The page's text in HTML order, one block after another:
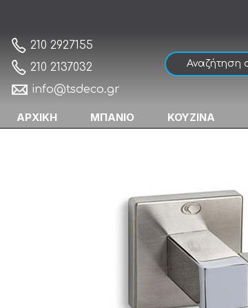
210 2927155
210 2137032
info@tsdeco.gr
ΑΡΧΙΚΗ ΜΠΑΝΙΟ ΚΟΥΖΙΝΑ